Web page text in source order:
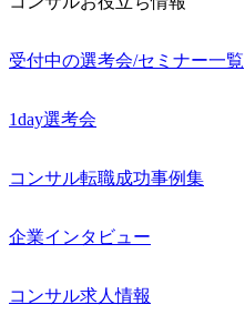
受付中の選考会/セミナー一覧
1day選考会
コンサル転職成功事例集
企業インタビュー
コンサル求人情報